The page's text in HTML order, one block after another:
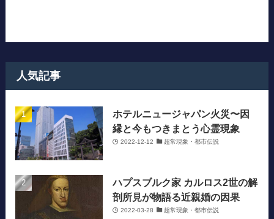
人気記事
ホテルニュージャパン火災〜因
縁と今もつきまとう心霊現象
2022-12-12 超常現象・都市伝説
ハプスブルク家 カルロス2世の解
剖所見が物語る近親婚の因果
2022-03-28 超常現象・都市伝説